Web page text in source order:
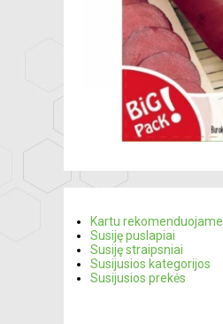
Kartu rekomenduojame
Susiję puslapiai
Susiję straipsniai
Susijusios kategorijos
Susijusios prekės